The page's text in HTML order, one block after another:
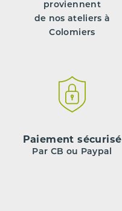
proviennent
de nos ateliers à
Colomiers
Paiement sécurisé
Par CB ou Paypal